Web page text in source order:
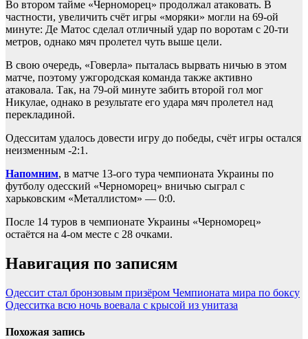
Во втором тайме «Черноморец» продолжал атаковать. В
частности, увеличить счёт игры «моряки» могли на 69-ой
минуте: Де Матос сделал отличный удар по воротам с 20-ти
метров, однако мяч пролетел чуть выше цели.
В свою очередь, «Говерла» пыталась вырвать ничью в этом
матче, поэтому ужгородская команда также активно
атаковала. Так, на 79-ой минуте забить второй гол мог
Никулае, однако в результате его удара мяч пролетел над
перекладиной.
Одесситам удалось довести игру до победы, счёт игры остался
неизменным -2:1.
Напомним, в матче 13-ого тура чемпионата Украины по
футболу одесский «Черноморец» вничью сыграл с
харьковским «Металлистом» — 0:0.
После 14 туров в чемпионате Украины «Черноморец»
остаётся на 4-ом месте с 28 очками.
Навигация по записям
Одессит стал бронзовым призёром Чемпионата мира по боксу
Одесситка всю ночь воевала с крысой из унитаза
Похожая запись